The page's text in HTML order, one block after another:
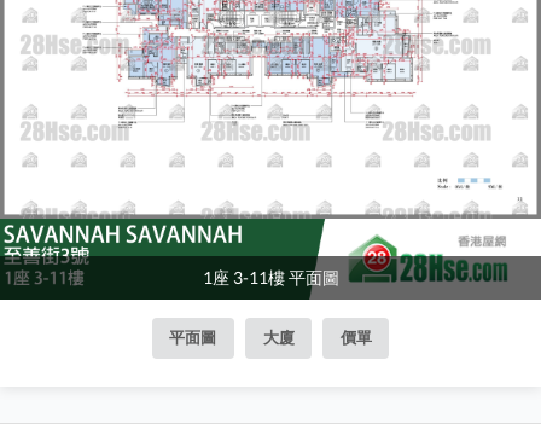
1座 3-11樓 平面圖
平面圖 大廈 價單